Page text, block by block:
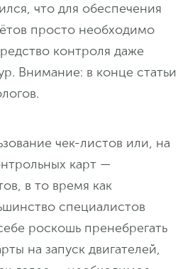
что для обеспечения
просто необходимо
контроля даже
Внимание: в конце статьи
чек-листов или, на
карт —
в то время как
специалистов
роскошь пренебрегать
на запуск двигателей,